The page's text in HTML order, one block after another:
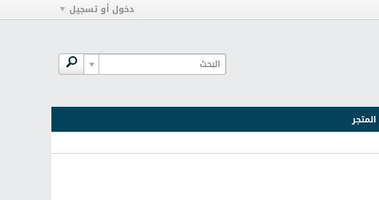
دخول أو تسجيل
المتجر